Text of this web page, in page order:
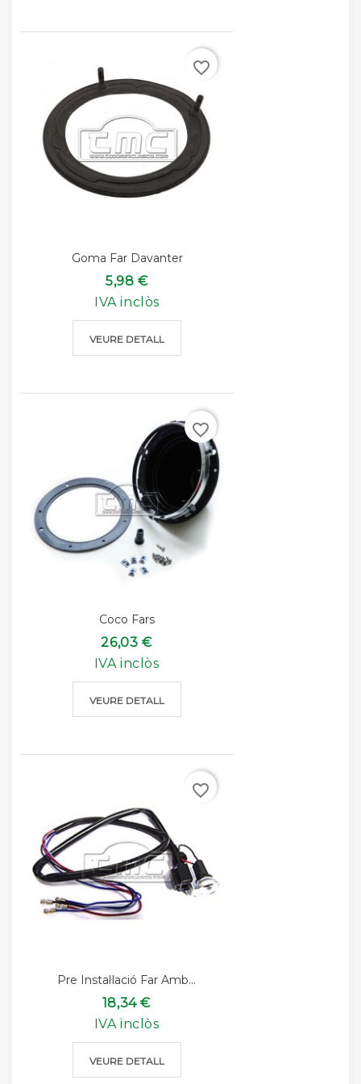
Goma Far Davanter
5,98 €
IVA inclòs
VEURE DETALL
favorite_border
Coco Fars
26,03 €
IVA inclòs
VEURE DETALL
favorite_border
Pre Instal·lació Far Amb...
18,34 €
IVA inclòs
VEURE DETALL
favorite_border